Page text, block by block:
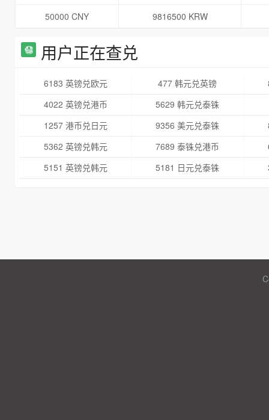
50000 CNY
9816500 KRW
用户正在查兑
6183 英镑兑欧元 477 韩元兑英镑
4022 英镑兑港币
5629 韩元兑泰铢
1257 港币兑日元
9356 美元兑泰铢
5362 英镑兑韩元
7689 泰铢兑港币
5151 英镑兑韩元
5181 日元兑泰铢